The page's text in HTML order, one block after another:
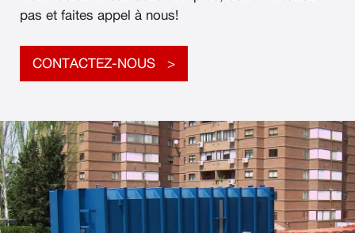
pas et faites appel à nous!
CONTACTEZ-NOUS